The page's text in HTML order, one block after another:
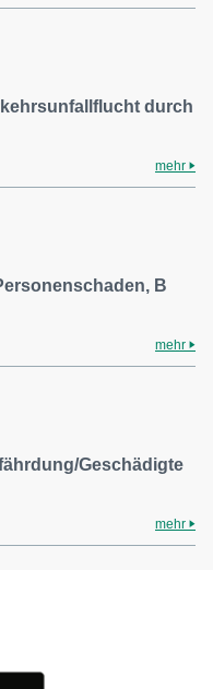
durch
mehr
B
mehr
Geschädigte
mehr